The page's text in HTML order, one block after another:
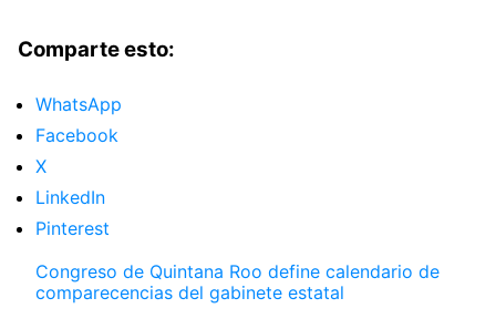
Comparte esto:
WhatsApp
Facebook
X
LinkedIn
Pinterest
Congreso de Quintana Roo define calendario de
comparecencias del gabinete estatal